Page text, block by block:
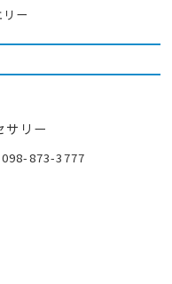
ー
サリー
098-873-3777